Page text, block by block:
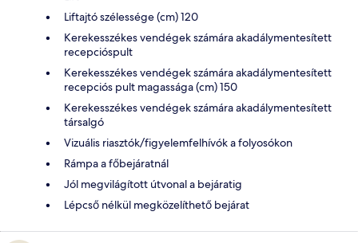
Liftajtó szélessége (cm) 120
Kerekesszékes vendégek számára akadálymentesített
recepcióspult
Kerekesszékes vendégek számára akadálymentesített
recepciós pult magassága (cm) 150
Kerekesszékes vendégek számára akadálymentesített
társalgó
Vizuális riasztók/figyelemfelhívók a folyosókon
Rámpa a főbejáratnál
Jól megvilágított útvonal a bejáratig
Lépcső nélkül megközelíthető bejárat